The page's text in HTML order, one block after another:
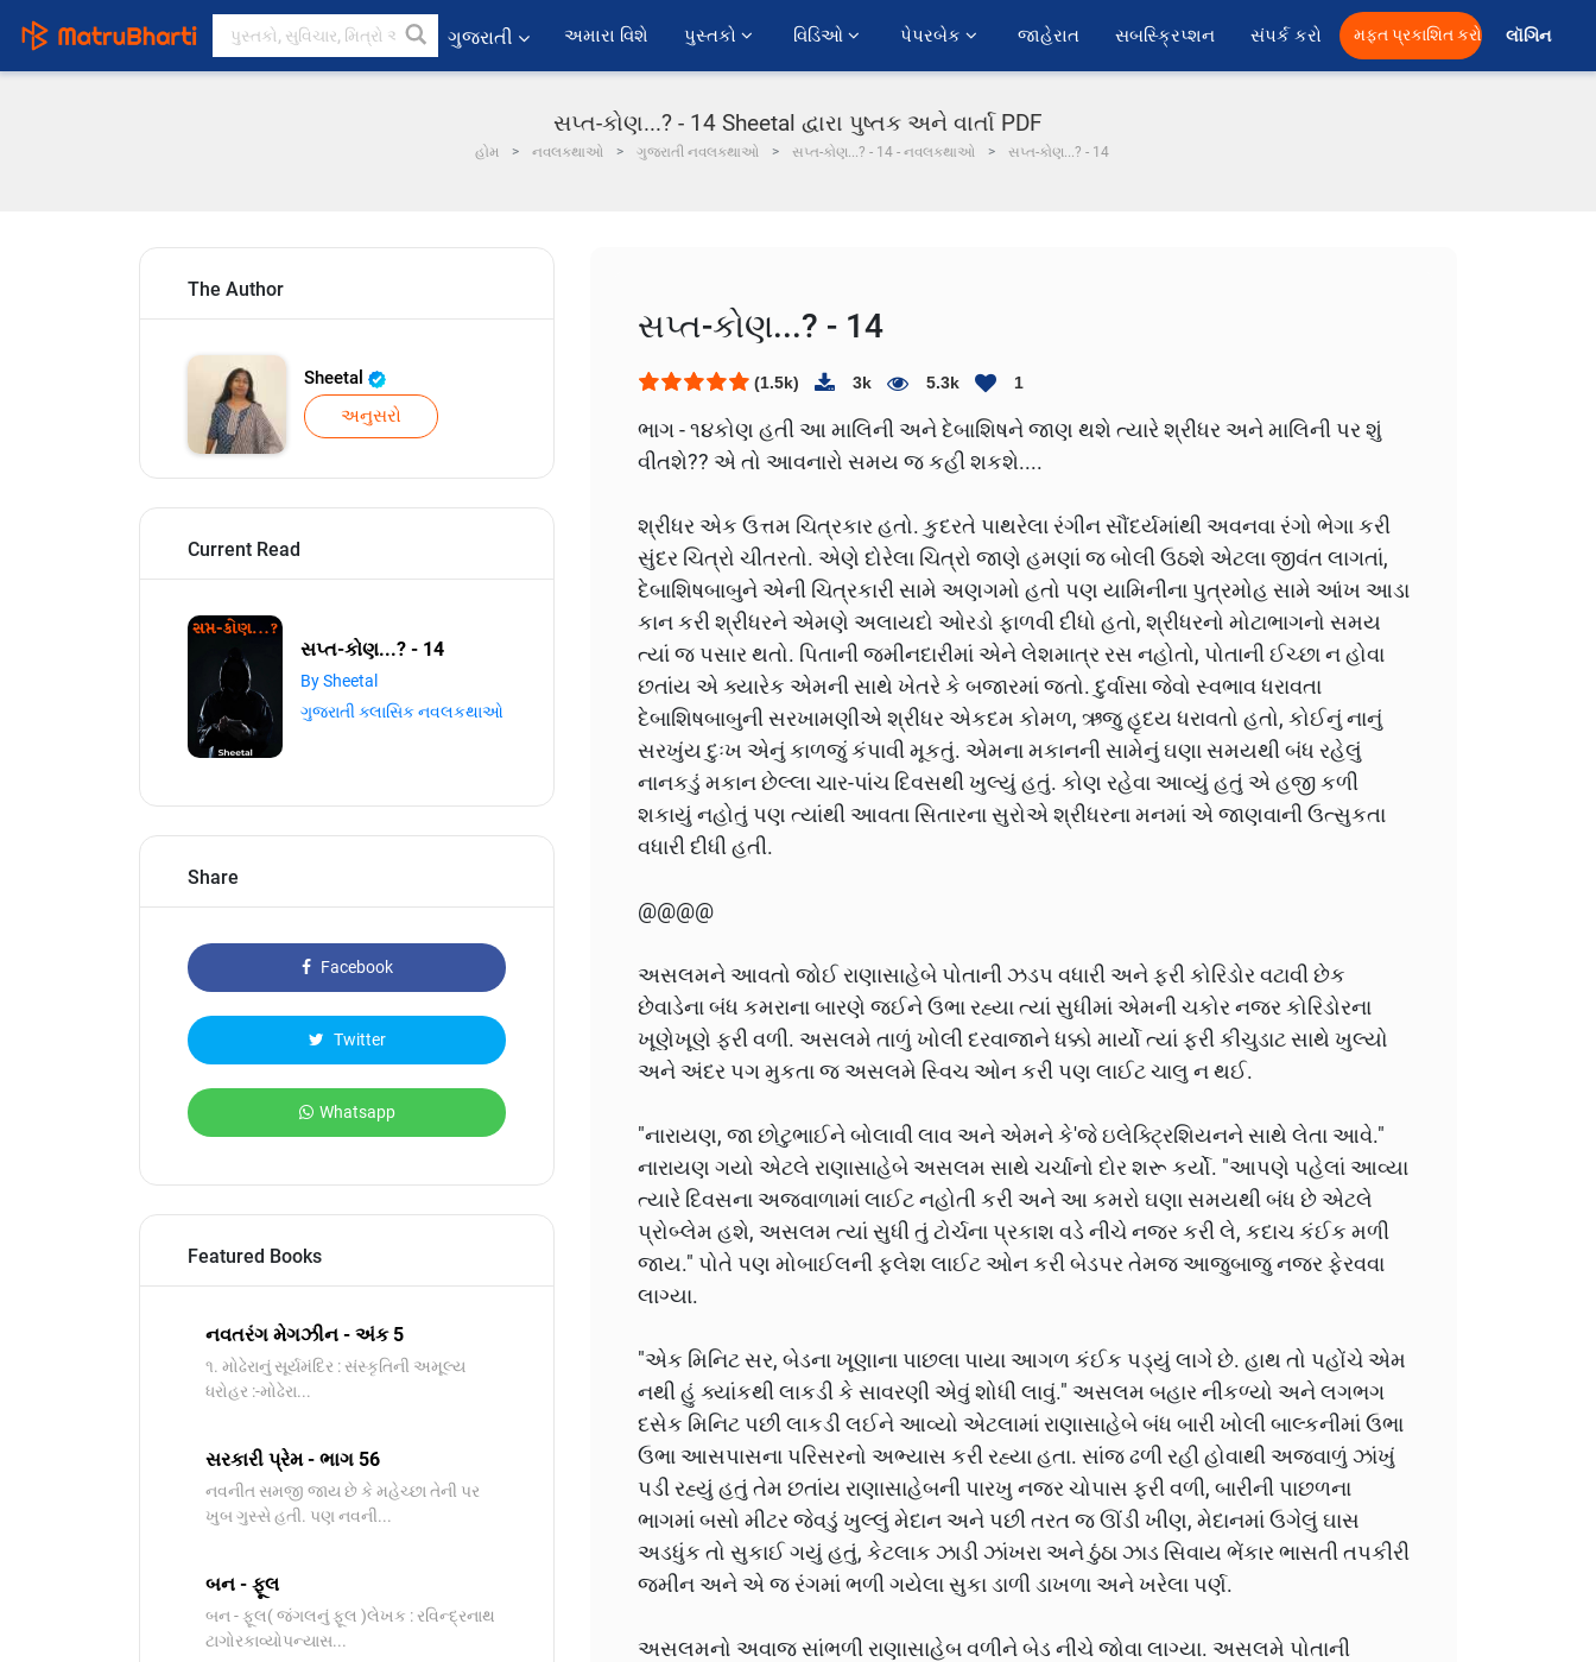
ગુજરાતી અમારા વિશે પુસ્તકો વિડિઓ પેપરબેક જાહેરાત સબસ્ક્રિપ્શન સંપર્ક કરો મફત પ્રકાશિત કરો લૉગિન
સપ્ત-કોણ...? - 14 Sheetal દ્વારા પુષ્તક અને વાર્તા PDF
હોમ નવલકથાઓ ગુજરાતી નવલકથાઓ સપ્ત-કોણ...? - 14 - નવલકથાઓ સપ્ત-કોણ...? - 14
The Author
Sheetal
અનુસરો
Current Read
સપ્ત-કોણ...? - 14
By Sheetal
ગુજરાતી ક્લાસિક નવલકથાઓ
Share
Facebook
Twitter
Whatsapp
Featured Books
નવતરંગ મેગઝીન - અંક 5
૧. મોઢેરાનું સૂર્યમંદિર : સંસ્કૃતિની અમૂલ્ય
ધરોહર :-​મોઢેરા...
સરકારી પ્રેમ - ભાગ 56
નવનીત સમજી જાય છે કે મહેચ્છા તેની પર
ખુબ ગુસ્સે હતી. પણ નવની...
બન - ફૂલ
બન - ફૂલ( જંગલનું ફૂલ )લેખક : રવિન્દ્રનાથ
ટાગોરકાવ્યોપન્યાસ​...
સપ્ત-કોણ...? - 14
(1.5k) 3k 5.3k 1
ભાગ - ૧૪કોણ હતી આ માલિની અને દેબાશિષને જાણ થશે ત્યારે શ્રીધર અને માલિની પર શું
વીતશે?? એ તો આવનારો સમય જ કહી શકશે....
શ્રીધર એક ઉત્તમ ચિત્રકાર હતો. કુદરતે પાથરેલા રંગીન સૌંદર્યમાંથી અવનવા રંગો ભેગા કરી
સુંદર ચિત્રો ચીતરતો. એણે દોરેલા ચિત્રો જાણે હમણાં જ બોલી ઉઠશે એટલા જીવંત લાગતાં,
દેબાશિષબાબુને એની ચિત્રકારી સામે અણગમો હતો પણ યામિનીના પુત્રમોહ સામે આંખ આડા
કાન કરી શ્રીધરને એમણે અલાયદો ઓરડો ફાળવી દીધો હતો, શ્રીધરનો મોટાભાગનો સમય
ત્યાં જ પસાર થતો. પિતાની જમીનદારીમાં એને લેશમાત્ર રસ નહોતો, પોતાની ઈચ્છા ન હોવા
છતાંય એ ક્યારેક એમની સાથે ખેતરે કે બજારમાં જતો. દુર્વાસા જેવો સ્વભાવ ધરાવતા
દેબાશિષબાબુની સરખામણીએ શ્રીધર એકદમ કોમળ, ઋજુ હૃદય ધરાવતો હતો, કોઈનું નાનું
સરખુંય દુઃખ એનું કાળજું કંપાવી મૂકતું. એમના મકાનની સામેનું ઘણા સમયથી બંધ રહેલું
નાનકડું મકાન છેલ્લા ચાર-પાંચ દિવસથી ખુલ્યું હતું. કોણ રહેવા આવ્યું હતું એ હજી કળી
શકાયું નહોતું પણ ત્યાંથી આવતા સિતારના સુરોએ શ્રીધરના મનમાં એ જાણવાની ઉત્સુકતા
વધારી દીધી હતી.
@@@@
અસલમને આવતો જોઈ રાણાસાહેબે પોતાની ઝડપ વધારી અને ફરી કોરિડોર વટાવી છેક
છેવાડેના બંધ કમરાના બારણે જઈને ઉભા રહ્યા ત્યાં સુધીમાં એમની ચકોર નજર કોરિડોરના
ખૂણેખૂણે ફરી વળી. અસલમે તાળું ખોલી દરવાજાને ધક્કો માર્યો ત્યાં ફરી કીચુડાટ સાથે ખુલ્યો
અને અંદર પગ મુકતા જ અસલમે સ્વિચ ઓન કરી પણ લાઈટ ચાલુ ન થઈ.
"નારાયણ, જા છોટુભાઈને બોલાવી લાવ અને એમને કે'જે ઇલેક્ટ્રિશિયનને સાથે લેતા આવે."
નારાયણ ગયો એટલે રાણાસાહેબે અસલમ સાથે ચર્ચાનો દોર શરૂ કર્યો. "આપણે પહેલાં આવ્યા
ત્યારે દિવસના અજવાળામાં લાઈટ નહોતી કરી અને આ કમરો ઘણા સમયથી બંધ છે એટલે
પ્રોબ્લેમ હશે, અસલમ ત્યાં સુધી તું ટોર્ચના પ્રકાશ વડે નીચે નજર કરી લે, કદાચ કંઈક મળી
જાય." પોતે પણ મોબાઈલની ફ્લેશ લાઈટ ઓન કરી બેડપર તેમજ આજુબાજુ નજર ફેરવવા
લાગ્યા.
"એક મિનિટ સર, બેડના ખૂણાના પાછલા પાયા આગળ કંઈક પડ્યું લાગે છે. હાથ તો પહોંચે એમ
નથી હું ક્યાંકથી લાકડી કે સાવરણી એવું શોધી લાવું." અસલમ બહાર નીકળ્યો અને લગભગ
દસેક મિનિટ પછી લાકડી લઈને આવ્યો એટલામાં રાણાસાહેબે બંધ બારી ખોલી બાલ્કનીમાં ઉભા
ઉભા આસપાસના પરિસરનો અભ્યાસ કરી રહ્યા હતા. સાંજ ઢળી રહી હોવાથી અજવાળું ઝાંખું
પડી રહ્યું હતું તેમ છતાંય રાણાસાહેબની પારખુ નજર ચોપાસ ફરી વળી, બારીની પાછળના
ભાગમાં બસો મીટર જેવડું ખુલ્લું મેદાન અને પછી તરત જ ઊંડી ખીણ, મેદાનમાં ઉગેલું ઘાસ
અડધુંક તો સુકાઈ ગયું હતું, કેટલાક ઝાડી ઝાંખરા અને ઠુંઠા ઝાડ સિવાય ભેંકાર ભાસતી તપકીરી
જમીન અને એ જ રંગમાં ભળી ગયેલા સુકા ડાળી ડાખળા અને ખરેલા પર્ણ.
અસલમનો અવાજ સાંભળી રાણાસાહેબ વળીને બેડ નીચે જોવા લાગ્યા. અસલમે પોતાની